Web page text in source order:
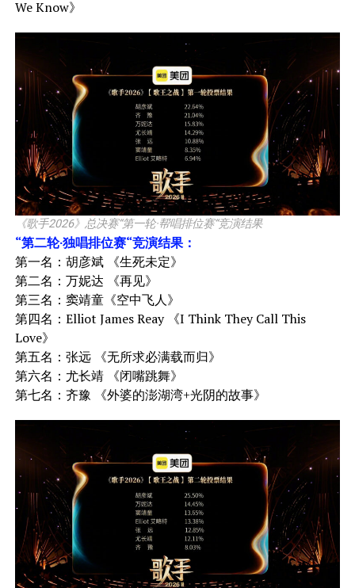
We Know》
《歌手2026》总决赛“第一轮·帮唱排位赛“竞演结果
“第二轮·独唱排位赛“竞演结果：
第一名：胡彦斌 《生死未定》
第二名：万妮达 《再见》
第三名：窦靖童《空中飞人》
第四名：Elliot James Reay 《I Think They Call This
Love》
第五名：张远 《无所求必满载而归》
第六名：尤长靖 《闭嘴跳舞》
第七名：齐豫 《外婆的澎湖湾+光阴的故事》